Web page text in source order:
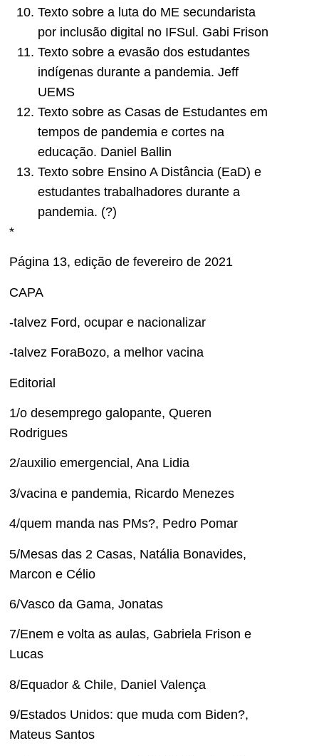
Texto sobre a luta do ME secundarista
por inclusão digital no IFSul. Gabi Frison
Texto sobre a evasão dos estudantes
indígenas durante a pandemia. Jeff
UEMS
Texto sobre as Casas de Estudantes em
tempos de pandemia e cortes na
educação. Daniel Ballin
Texto sobre Ensino A Distância (EaD) e
estudantes trabalhadores durante a
pandemia. (?)
*
Página 13, edição de fevereiro de 2021
CAPA
-talvez Ford, ocupar e nacionalizar
-talvez ForaBozo, a melhor vacina
Editorial
1/o desemprego galopante, Queren
Rodrigues
2/auxilio emergencial, Ana Lidia
3/vacina e pandemia, Ricardo Menezes
4/quem manda nas PMs?, Pedro Pomar
5/Mesas das 2 Casas, Natália Bonavides,
Marcon e Célio
6/Vasco da Gama, Jonatas
7/Enem e volta as aulas, Gabriela Frison e
Lucas
8/Equador & Chile, Daniel Valença
9/Estados Unidos: que muda com Biden?,
Mateus Santos